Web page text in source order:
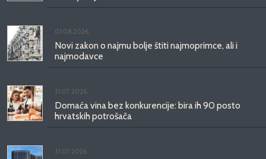
01.08.2026.
Novi zakon o najmu bolje štiti najmoprimce, ali i
najmodavce
31.07.2026.
Domaća vina bez konkurencije: bira ih 90 posto
hrvatskih potrošača
31.07.2026.